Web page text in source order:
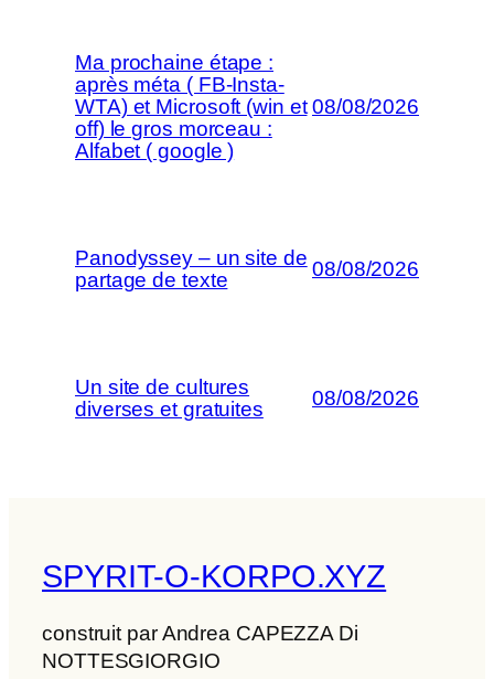
Ma prochaine étape :
après méta ( FB-Insta-
WTA) et Microsoft (win et
off) le gros morceau :
Alfabet ( google )
08/08/2026
Panodyssey – un site de
partage de texte
08/08/2026
Un site de cultures
diverses et gratuites
08/08/2026
SPYRIT-O-KORPO.XYZ
construit par Andrea CAPEZZA Di
NOTTESGIORGIO